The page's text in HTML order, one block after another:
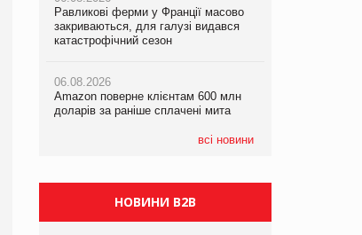
Равликові ферми у Франції масово
закриваються, для галузі видався
катастрофічний сезон
06.08.2026
Amazon поверне клієнтам 600 млн
доларів за раніше сплачені мита
всі новини
Amazon поверне клієнтам 600 млн
доларів за раніше сплачені мита
У Євросоюзі набули чинності нові
правила щодо штучного інтелекту
Amazon поверне клієнтам 600 млн
доларів за раніше сплачені мита
У Євросоюзі набули чинності нові
правила щодо штучного інтелекту
НОВИНИ B2B